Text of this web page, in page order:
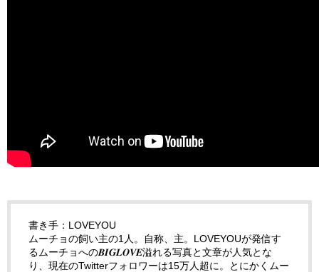
書き手：LOVEYOU
ムーチョの飼い主の1人。自称、主。LOVEYOUが発信す
るムーチョへの𝑩𝑰𝑮𝑳𝑶𝑽𝑬溢れる写真と文章が人気とな
り、現在のTwitterフォロワーは15万人超に。とにかくムー